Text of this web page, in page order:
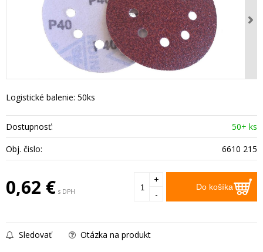
Logistické balenie: 50ks
Dostupnosť:
50+ ks
Obj. čislo:
6610 215
0,62 € s DPH Do košíka
+
-
Sledovať Otázka na produkt